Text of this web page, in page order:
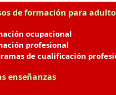
de formación para
ocupacional
profesional
de cualificación
enseñanzas